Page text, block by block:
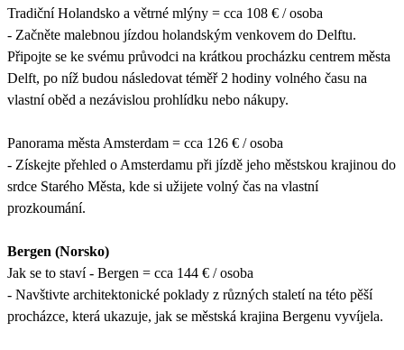
Tradiční Holandsko a větrné mlýny = cca 108 € / osoba
- Začněte malebnou jízdou holandským venkovem do Delftu.
Připojte se ke svému průvodci na krátkou procházku centrem města
Delft, po níž budou následovat téměř 2 hodiny volného času na
vlastní oběd a nezávislou prohlídku nebo nákupy.
Panorama města Amsterdam = cca 126 € / osoba
- Získejte přehled o Amsterdamu při jízdě jeho městskou krajinou do
srdce Starého Města, kde si užijete volný čas na vlastní
prozkoumání.
Bergen (Norsko)
Jak se to staví - Bergen = cca 144 € / osoba
- Navštivte architektonické poklady z různých staletí na této pěší
procházce, která ukazuje, jak se městská krajina Bergenu vyvíjela.